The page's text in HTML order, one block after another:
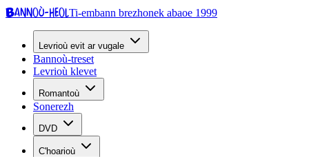
Bannoù-heolTi-embann brezhonek abaoe 1999
Levrioù evit ar vugale
Bannoù-treset
Levrioù klevet
Romantoù
Sonerezh
DVD
C'hoarioù